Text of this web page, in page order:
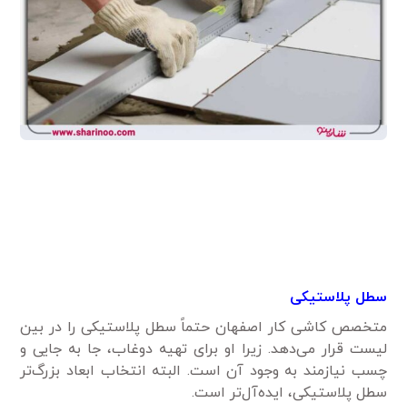
سطل پلاستیکی
متخصص کاشی کار اصفهان حتماً سطل پلاستیکی را در بین
لیست قرار می‌دهد. زیرا او برای تهیه دوغاب، جا به جایی و
چسب نیاز‌مند به وجود آن است. البته انتخاب ابعاد بزرگ‌تر
سطل پلاستیکی، ‌ایده‌آل‌تر است.